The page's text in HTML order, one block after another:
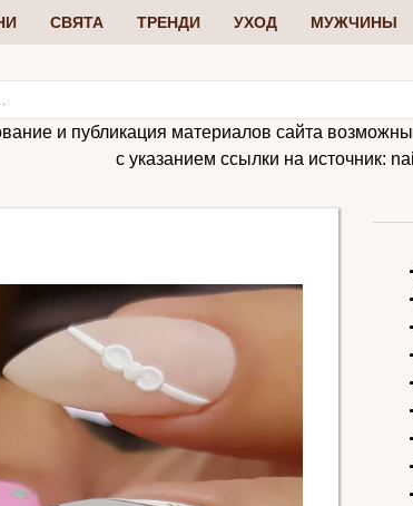
СВЯТА ТРЕНДИ УХОД МУЖЧИНЫ
и публикация материалов сайта
с указанием ссылки на источник: